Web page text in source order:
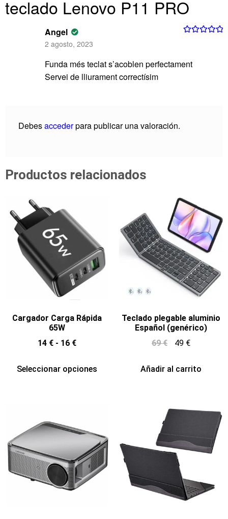
teclado Lenovo P11 PRO
Angel
2 agosto, 2023
Funda més teclat s’acoblen perfectament
Servei de lliurament correctísim
Debesaccederpara publicar una valoración.
Productos relacionados
Cargador Carga Rápida
65W
14 € - 16 €
Seleccionar opciones
Teclado plegable aluminio
Español (genérico)
69€ 49 €
Añadir al carrito